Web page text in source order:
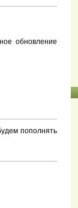
обновление
пополнять